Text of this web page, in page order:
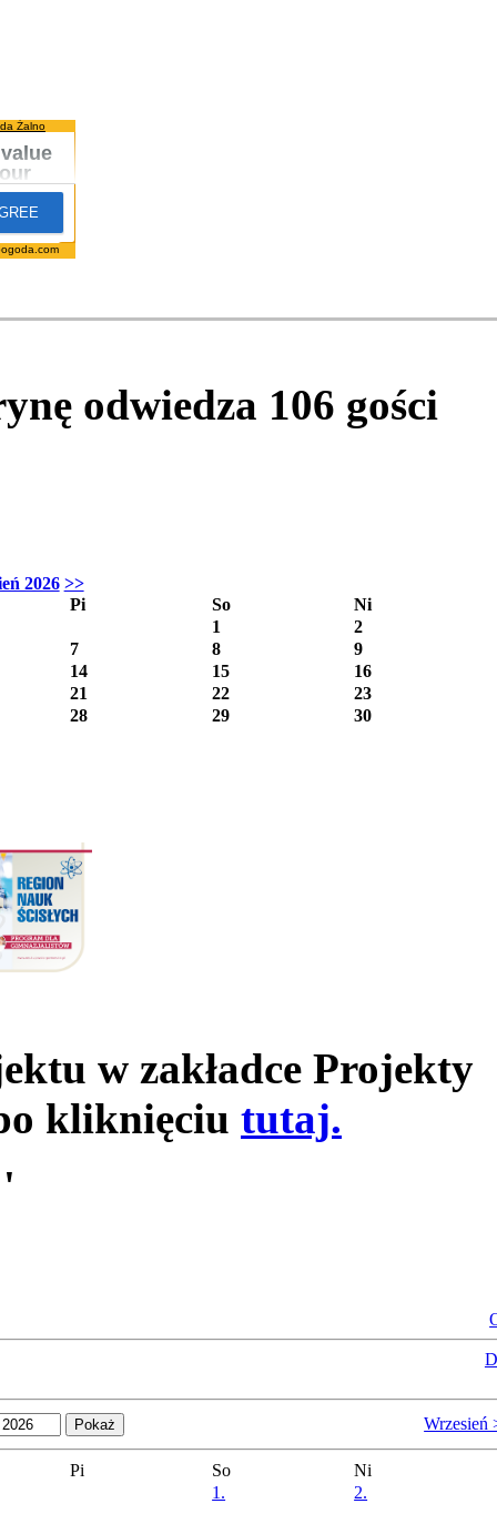
Żalno
odwiedza 106 gości
2026 >>
Pi
So
Ni
1
2
7
8
9
14
15
16
21
22
23
28
29 30
w zakładce Projekty
kliknięciu tutaj.
'
Wrzesień
Pi So
Ni
1.
2.